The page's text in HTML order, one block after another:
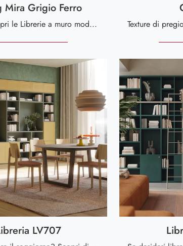
Mira Grigio Ferro
Clicca e scopri le Librerie a muro moderne! Il modello Living Mira Grigio Ferro Scavolini saprà completare un living pratico e operativo.
LV707